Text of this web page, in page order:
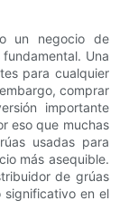
un negocio de
Una
para cualquier
comprar
importante
eso que muchas
usadas para
más asequible.
de grúas
en el